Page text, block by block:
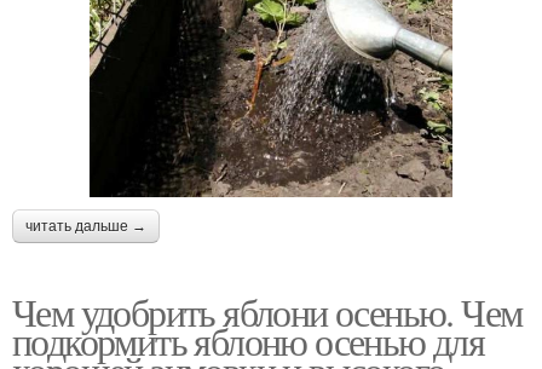
читать дальше →
Чем удобрить яблони осенью. Чем
подкормить яблоню осенью для